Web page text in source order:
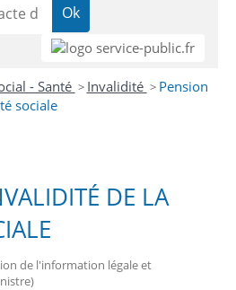
- Santé > Invalidité > Pension
sociale
DE LA
de l'information légale et